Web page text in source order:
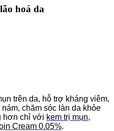
hoá da
trên da, hỗ trợ kháng viêm,
chăm sóc làn da khỏe
hơn chỉ với kem trị mụn,
Cream 0.05%.